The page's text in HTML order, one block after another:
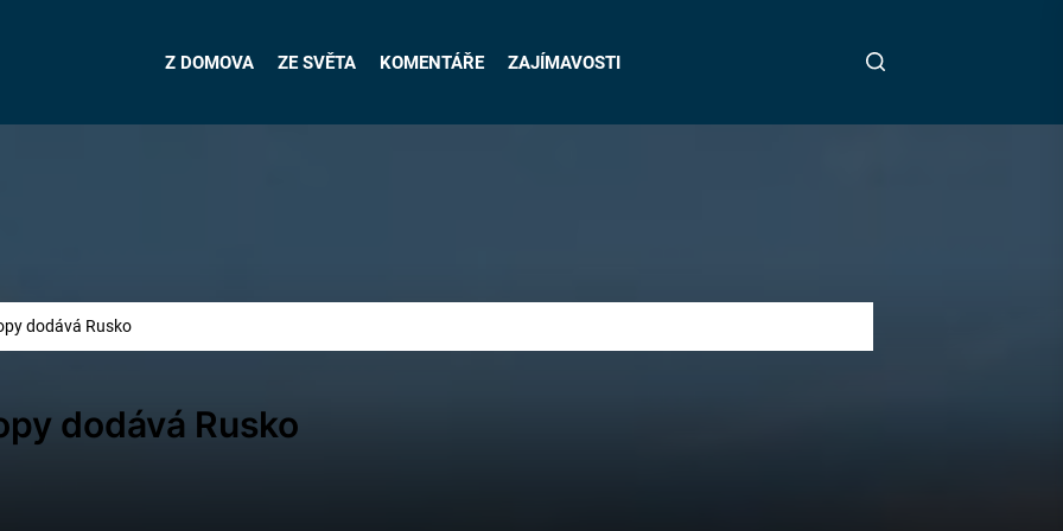
Z DOMOVA ZE SVĚTA KOMENTÁŘE ZAJÍMAVOSTI
dodává Rusko
dodává Rusko